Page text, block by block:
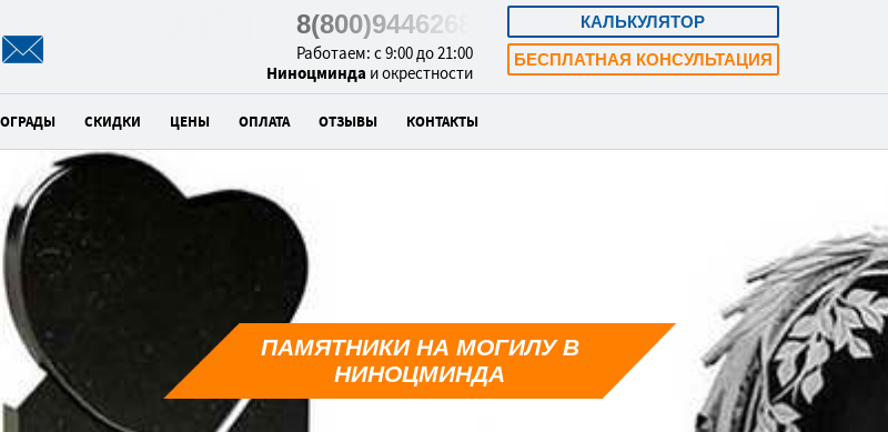
КАЛЬКУЛЯТОР
БЕСПЛАТНАЯ КОНСУЛЬТАЦИЯ
8(800)9446268
Работаем: с 9:00 до 21:00
Ниноцминда и окрестности
ОГРАДЫ СКИДКИ ЦЕНЫ ОПЛАТА ОТЗЫВЫ КОНТАКТЫ
ПАМЯТНИКИ НА МОГИЛУ В
НИНОЦМИНДА